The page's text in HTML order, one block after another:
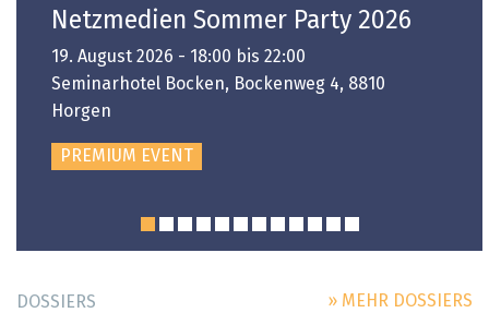
Netzmedien Sommer Party 2026
19. August 2026 - 18:00 bis 22:00
Seminarhotel Bocken, Bockenweg 4, 8810
Horgen
PREMIUM EVENT
DOSSIERS » MEHR DOSSIERS